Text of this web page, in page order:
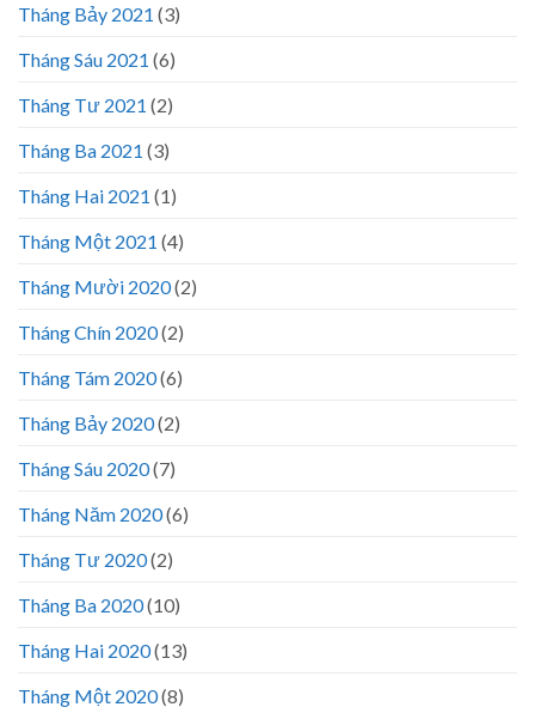
Tháng Bảy 2021 (3)
Tháng Sáu 2021 (6)
Tháng Tư 2021 (2)
Tháng Ba 2021 (3)
Tháng Hai 2021 (1)
Tháng Một 2021 (4)
Tháng Mười 2020(2)
Tháng Chín 2020(2)
Tháng Tám 2020(6)
Tháng Bảy 2020(2)
Tháng Sáu 2020(7)
Tháng Năm 2020(6)
Tháng Tư 2020(2)
Tháng Ba 2020(10)
Tháng Hai 2020(13)
Tháng Một 2020(8)